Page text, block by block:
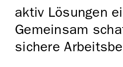
aktiv Lösungen
Gemeinsam
sichere